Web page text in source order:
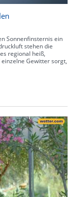
Sonnenfinsternis ein
stehen die
regional heiß,
Gewitter sorgt,